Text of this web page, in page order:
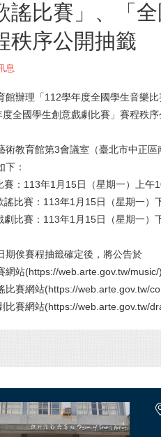
謠比賽」、「
秩序公開抽籤
息
館辦理「112學年度全國學生音樂
全國學生創意戲劇比賽」賽程秩
術教育館第3會議室（臺北市中正區
下：
：113年1月15日（星期一）上午
比賽：113年1月15日（星期一）
比賽：113年1月15日（星期一）
期俟賽程抽籤確定後，將公告於
網站(https://web.arte.gov.tw/music/)
比賽網站(https://web.arte.gov.tw/
比賽網站(https://web.arte.gov.tw/